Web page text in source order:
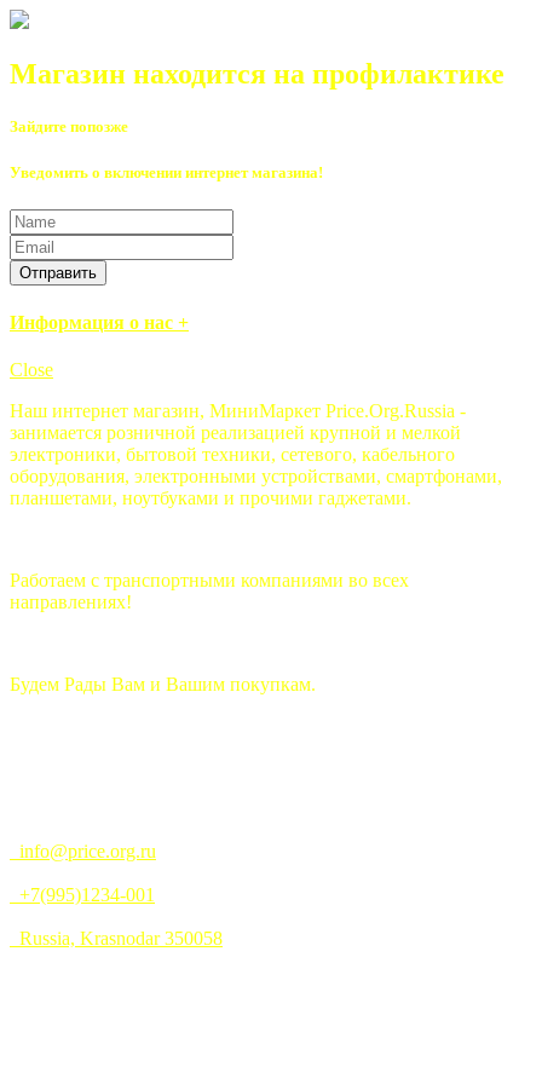
Магазин находится на профилактике
Зайдите попозже
Уведомить о включении интернет магазина!
Отправить
Информация о нас +
Close
Наш интернет магазин, МиниМаркет Price.Org.Russia -
занимается розничной реализацией крупной и мелкой
электроники, бытовой техники, сетевого, кабельного
оборудования, электронными устройствами, смартфонами,
планшетами, ноутбуками и прочими гаджетами.
Работаем с транспортными компаниями во всех
направлениях!
Будем Рады Вам и Вашим покупкам.
info@price.org.ru
+7(995)1234-001
Russia, Krasnodar 350058